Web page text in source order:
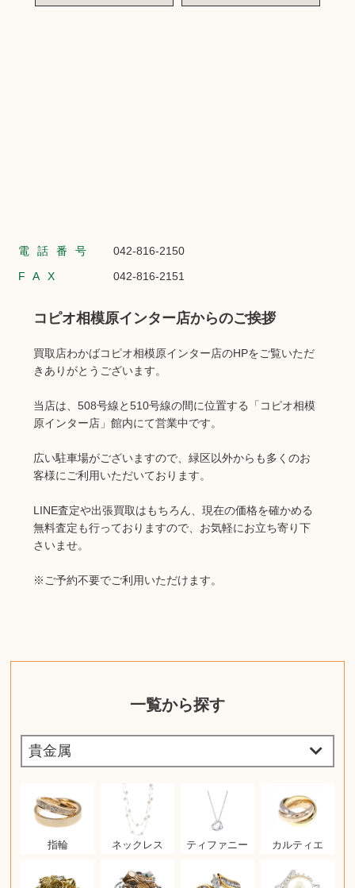
電話番号
042-816-2150
FAX
042-816-2151
コピオ相模原インター店からのご挨拶
買取店わかばコピオ相模原インター店のHPをご覧いただ
きありがとうございます。
当店は、508号線と510号線の間に位置する「コピオ相模
原インター店」館内にて営業中です。
広い駐車場がございますので、緑区以外からも多くのお
客様にご利用いただいております。
LINE査定や出張買取はもちろん、現在の価格を確かめる
無料査定も行っておりますので、お気軽にお立ち寄り下
さいませ。
※ご予約不要でご利用いただけます。
一覧から探す
指輪 ネックレス ティファニー カルティエ